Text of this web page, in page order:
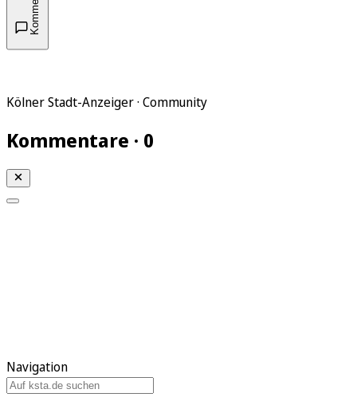
Kölner Stadt-Anzeiger · Community
Kommentare · 0
Navigation